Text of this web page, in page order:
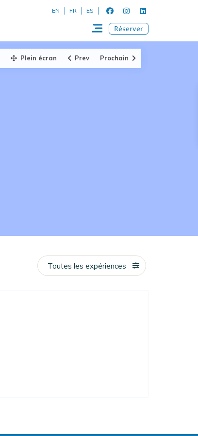
EN FR ES
Réserver
Plein écran Prev Prochain
Toutes les expériences